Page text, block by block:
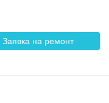
Заявка на ремонт